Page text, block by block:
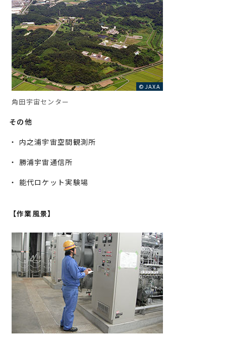
©JAXA
角田宇宙センター
その他
・ 内之浦宇宙空間観測所
・ 勝浦宇宙通信所
・ 能代ロケット実験場
【作業風景】